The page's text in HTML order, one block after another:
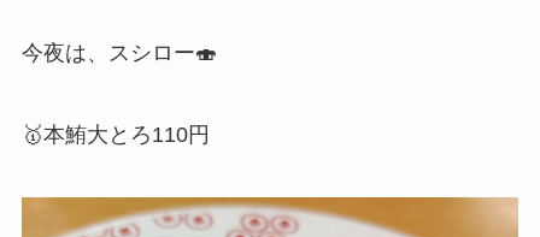
今夜は、スシロー🍣
🥇本鮪大とろ110円